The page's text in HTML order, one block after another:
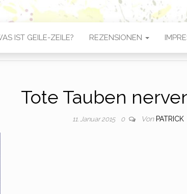
IST GEILE-ZEILE? REZENSIONEN
Tote Tauben
11. Januar 2015 0 Von PATRICK